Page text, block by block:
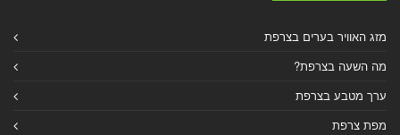
מזג האוויר בערים בצרפת
מה השעה בצרפת?
ערך מטבע בצרפת
מפת צרפת